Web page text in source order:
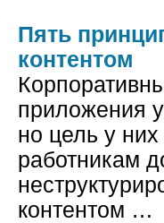
Пять
контентом
приложения
но цель у
работникам
контентом …